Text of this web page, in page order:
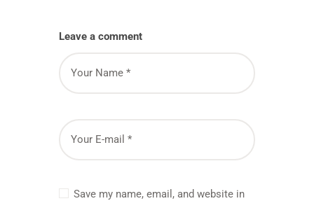
Leave a comment
Save my name, email, and website in